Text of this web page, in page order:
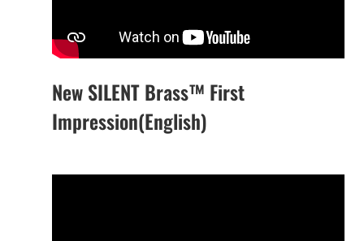
New SILENT Brass™ First
Impression(English)